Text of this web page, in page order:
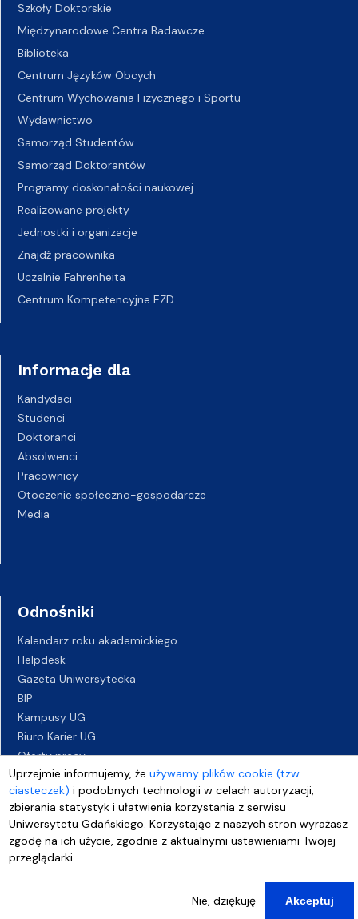
Uprzejmie informujemy, żeużywamy plików cookie (tzw.
ciasteczek) i podobnych technologii w celach autoryzacji,
zbierania statystyk i ułatwienia korzystania z serwisu
Uniwersytetu Gdańskiego. Korzystając z naszych stron wyrażasz
zgodę na ich użycie, zgodnie z aktualnymi ustawieniami Twojej
przeglądarki.
Nie, dziękuję Akceptuj
Szkoły Doktorskie
Międzynarodowe Centra Badawcze
Biblioteka
Centrum Języków Obcych
Centrum Wychowania Fizycznego i Sportu
Wydawnictwo
Samorząd Studentów
Samorząd Doktorantów
Programy doskonałości naukowej
Realizowane projekty
Jednostki i organizacje
Znajdź pracownika
Uczelnie Fahrenheita
Centrum Kompetencyjne EZD
Informacje dla
Kandydaci
Studenci
Doktoranci
Absolwenci
Pracownicy
Otoczenie społeczno-gospodarcze
Media
Odnośniki
Kalendarz roku akademickiego
Helpdesk
Gazeta Uniwersytecka
BIP
Kampusy UG
Biuro Karier UG
Oferty pracy
Deklaracja dostępności